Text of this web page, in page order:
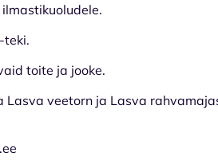
teki.
toite ja jooke.
veetorn ja Lasva